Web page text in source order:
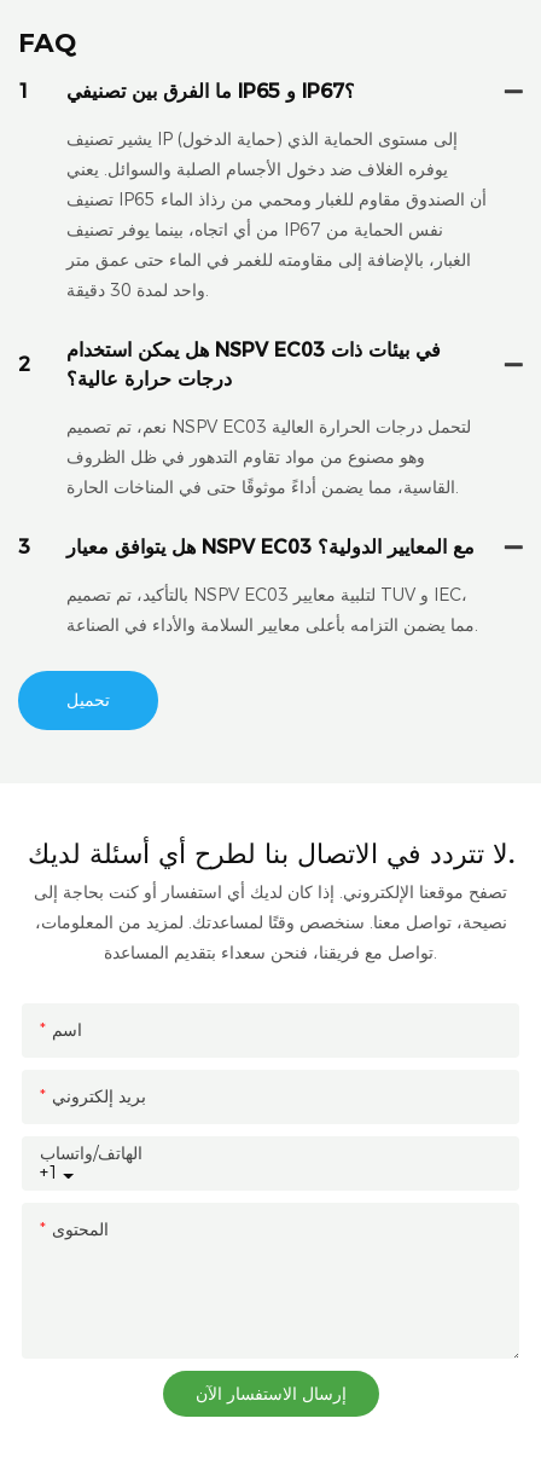
FAQ
1 ما الفرق بين تصنيفي IP65 و IP67؟
يشير تصنيف IP (حماية الدخول) إلى مستوى الحماية الذي
يوفره الغلاف ضد دخول الأجسام الصلبة والسوائل. يعني
تصنيف IP65 أن الصندوق مقاوم للغبار ومحمي من رذاذ الماء
من أي اتجاه، بينما يوفر تصنيف IP67 نفس الحماية من
الغبار، بالإضافة إلى مقاومته للغمر في الماء حتى عمق متر
واحد لمدة 30 دقيقة.
2
هل يمكن استخدام NSPV EC03 في بيئات ذات
درجات حرارة عالية؟
نعم، تم تصميم NSPV EC03 لتحمل درجات الحرارة العالية
وهو مصنوع من مواد تقاوم التدهور في ظل الظروف
القاسية، مما يضمن أداءً موثوقًا حتى في المناخات الحارة.
3 هل يتوافق معيار NSPV EC03 مع المعايير الدولية؟
بالتأكيد، تم تصميم NSPV EC03 لتلبية معايير TUV و IEC،
مما يضمن التزامه بأعلى معايير السلامة والأداء في الصناعة.
تحميل
لا تتردد في الاتصال بنا لطرح أي أسئلة لديك.
تصفح موقعنا الإلكتروني. إذا كان لديك أي استفسار أو كنت بحاجة إلى
نصيحة، تواصل معنا. سنخصص وقتًا لمساعدتك. لمزيد من المعلومات،
تواصل مع فريقنا، فنحن سعداء بتقديم المساعدة.
اسم
بريد إلكتروني
+1
الهاتف/واتساب
المحتوى
إرسال الاستفسار الآن